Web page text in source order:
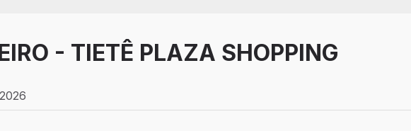
- TIETÊ PLAZA SHOPPING